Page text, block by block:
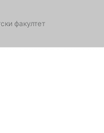
факултет